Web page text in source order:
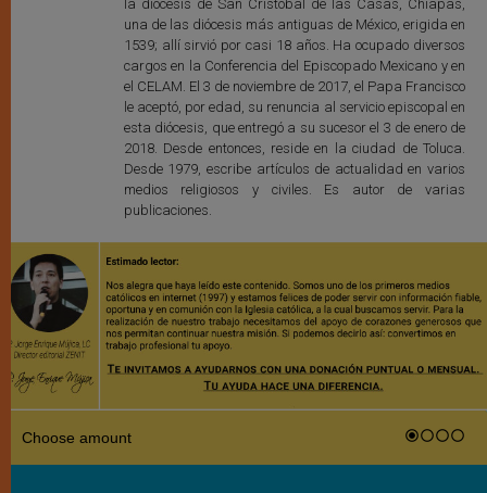
la diócesis de San Cristóbal de las Casas, Chiapas,
una de las diócesis más antiguas de México, erigida en
1539; allí sirvió por casi 18 años. Ha ocupado diversos
cargos en la Conferencia del Episcopado Mexicano y en
el CELAM. El 3 de noviembre de 2017, el Papa Francisco
le aceptó, por edad, su renuncia al servicio episcopal en
esta diócesis, que entregó a su sucesor el 3 de enero de
2018. Desde entonces, reside en la ciudad de Toluca.
Desde 1979, escribe artículos de actualidad en varios
medios religiosos y civiles. Es autor de varias
publicaciones.